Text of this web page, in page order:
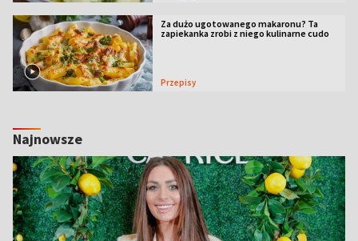
Za dużo ugotowanego makaronu? Ta
zapiekanka zrobi z niego kulinarne cudo
Przepisy
Najnowsze